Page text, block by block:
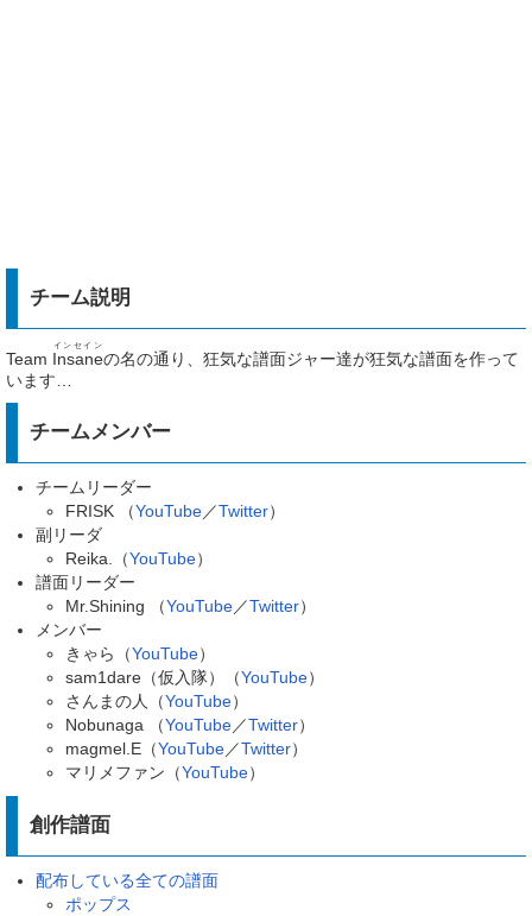
チーム説明
Team Insane
インセイン
の名の通り、狂気な譜面ジャー達が狂気な譜面を作って
います…
チームメンバー
チームリーダー
FRISK （YouTube／Twitter）
副リーダ
Reika.（YouTube）
譜面リーダー
Mr.Shining （YouTube／Twitter）
メンバー
きゃら（YouTube）
sam1dare（仮入隊）（YouTube）
さんまの人（YouTube）
Nobunaga （YouTube／Twitter）
magmel.E（YouTube／Twitter）
マリメファン（YouTube）
創作譜面
配布している全ての譜面
ポップス